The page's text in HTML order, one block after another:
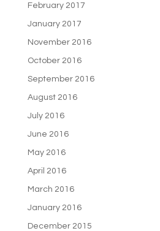
February 2017
January 2017
November 2016
October 2016
September 2016
August 2016
July 2016
June 2016
May 2016
April 2016
March 2016
January 2016
December 2015